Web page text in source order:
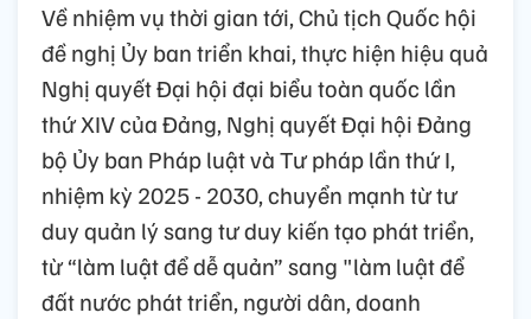
Về nhiệm vụ thời gian tới, Chủ tịch Quốc hội
đề nghị Ủy ban triển khai, thực hiện hiệu quả
Nghị quyết Đại hội đại biểu toàn quốc lần
thứ XIV của Đảng, Nghị quyết Đại hội Đảng
bộ Ủy ban Pháp luật và Tư pháp lần thứ I,
nhiệm kỳ 2025 - 2030, chuyển mạnh từ tư
duy quản lý sang tư duy kiến tạo phát triển,
từ “làm luật để dễ quản” sang "làm luật để
đất nước phát triển, người dân, doanh